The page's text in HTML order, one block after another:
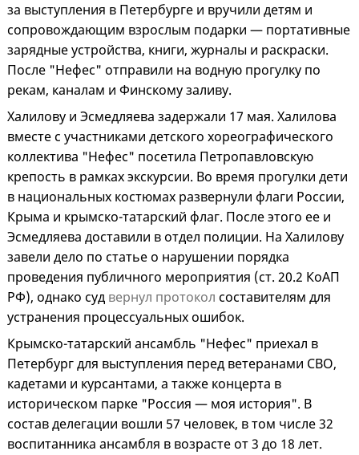
за выступления в Петербурге и вручили детям и
сопровождающим взрослым подарки — портативные
зарядные устройства, книги, журналы и раскраски.
После "Нефес" отправили на водную прогулку по
рекам, каналам и Финскому заливу.
Халилову и Эсмедляева задержали 17 мая. Халилова
вместе с участниками детского хореографического
коллектива "Нефес" посетила Петропавловскую
крепость в рамках экскурсии. Во время прогулки дети
в национальных костюмах развернули флаги России,
Крыма и крымско-татарский флаг. После этого ее и
Эсмедляева доставили в отдел полиции. На Халилову
завели дело по статье о нарушении порядка
проведения публичного мероприятия (ст. 20.2 КоАП
РФ), однако суд вернул протокол составителям для
устранения процессуальных ошибок.
Крымско-татарский ансамбль "Нефес" приехал в
Петербург для выступления перед ветеранами СВО,
кадетами и курсантами, а также концерта в
историческом парке "Россия — моя история". В
состав делегации вошли 57 человек, в том числе 32
воспитанника ансамбля в возрасте от 3 до 18 лет.